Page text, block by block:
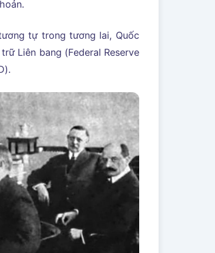
tự trong tương lai, Quốc
Liên bang (Federal Reserve